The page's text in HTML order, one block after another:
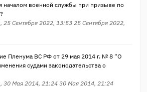
началом военной службы при призыве по
25 Сентября 2022, 13:53 25 Сентября 2022,
Пленума ВС РФ от 29 мая 2014 г. № 8 “О
судами законодательства о
30 Мая 2014, 21:24 30 Мая 2014, 21:24